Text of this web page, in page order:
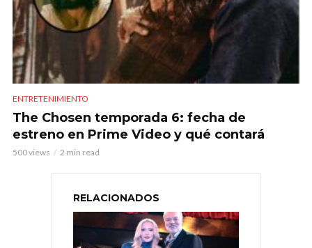
ENTRETENIMIENTO
The Chosen temporada 6: fecha de
estreno en Prime Video y qué contará
500 views 2 min read
RELACIONADOS